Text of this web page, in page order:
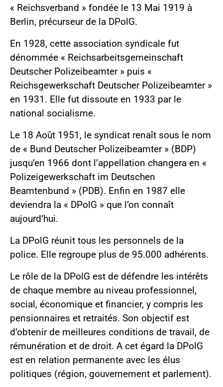
« Reichsverband » fondée le 13 Mai 1919 à
Berlin, précurseur de la DPolG.
En 1928, cette association syndicale fut
dénommée « Reichsarbeitsgemeinschaft
Deutscher Polizeibeamter » puis «
Reichsgewerkschaft Deutscher Polizeibeamter »
en 1931. Elle fut dissoute en 1933 par le
national socialisme.
Le 18 Août 1951, le syndicat renaît sous le nom
de « Bund Deutscher Polizeibeamter » (BDP)
jusqu’en 1966 dont l’appellation changera en «
Polizeigewerkschaft im Deuts­chen
Beamtenbund » (PDB). Enfin en 1987 elle
deviendra la « DPolG » que l’on connaît
aujourd’hui.
La DPolG réunit tous les personnels de la
police. Elle regroupe plus de 95.000 adhé­rents.
Le rôle de la DPolG est de défendre les intérêts
de chaque membre au niveau profes­sionnel,
social, économique et financier, y compris les
pensionnaires et retraités. Son objectif est
d’obtenir de meilleures conditions de travail, de
rémunération et de droit. A cet égard la DPolG
est en relation permanente avec les élus
politiques (région, gou­vernement et parlement).